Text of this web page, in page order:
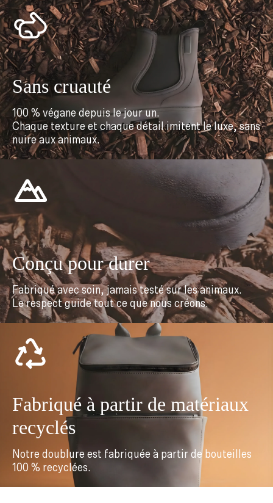
Sans cruauté
100 % végane depuis le jour un.
Chaque texture et chaque détail imitent le luxe, sans
nuire aux animaux.
Conçu pour durer
Fabriqué avec soin, jamais testé sur les animaux.
Le respect guide tout ce que nous créons.
Fabriqué à partir de matériaux
recyclés
Notre doublure est fabriquée à partir de bouteilles
100 % recyclées.